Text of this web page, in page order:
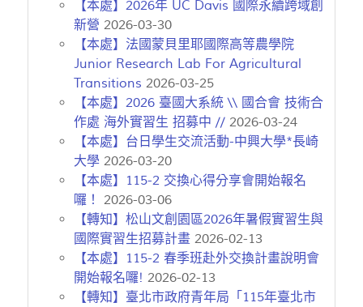
【本處】2026年 UC Davis 國際永續跨域創
新營 2026-03-30
【本處】法國蒙貝里耶國際高等農學院
Junior Research Lab For Agricultural
Transitions 2026-03-25
【本處】2026 臺國大系統 \\ 國合會 技術合
作處 海外實習生 招募中 // 2026-03-24
【本處】台日學生交流活動-中興大學*長崎
大學 2026-03-20
【本處】115-2 交換心得分享會開始報名
囉！ 2026-03-06
【轉知】松山文創園區2026年暑假實習生與
國際實習生招募計畫 2026-02-13
【本處】115-2 春季班赴外交換計畫說明會
開始報名囉! 2026-02-13
【轉知】臺北市政府青年局「115年臺北市